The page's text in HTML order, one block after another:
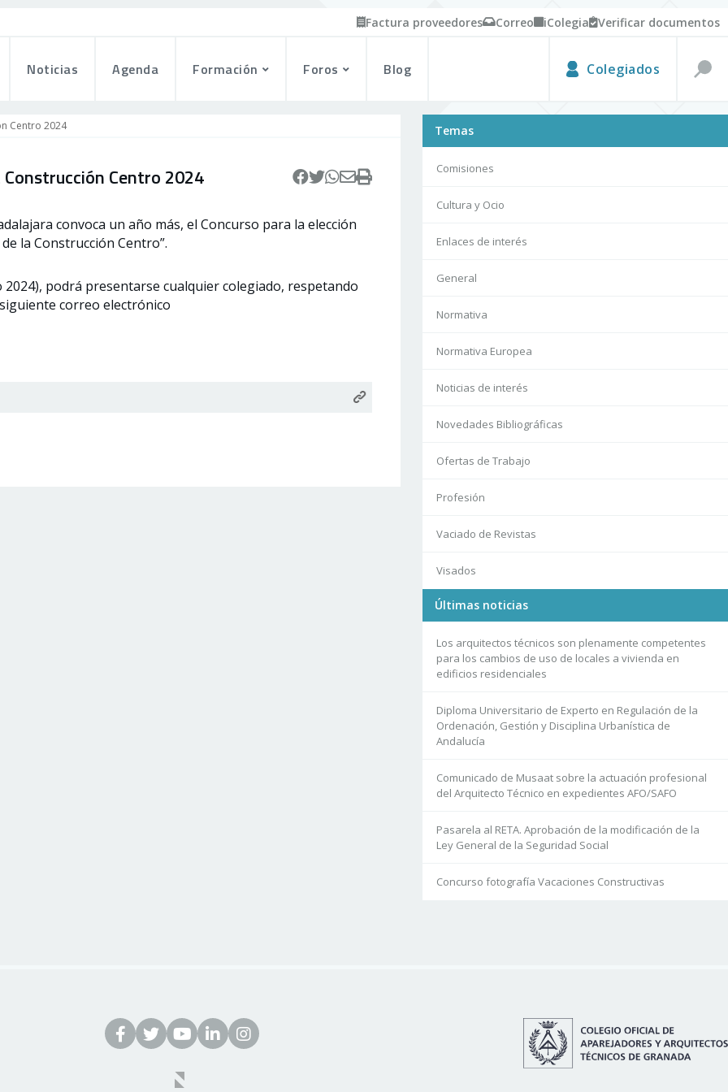
Factura proveedores Correo iColegia Verificar documentos
Noticias Agenda Formación Foros Blog Colegiados
Centro 2024
Centro 2024
convoca un año más, el Concurso para la elección
la Construcción Centro”.
podrá presentarse cualquier colegiado, respetando
correo electrónico
Temas
Comisiones
Cultura y Ocio
Enlaces de interés
General
Normativa
Normativa Europea
Noticias de interés
Novedades Bibliográficas
Ofertas de Trabajo
Profesión
Vaciado de Revistas
Visados
Últimas noticias
Los arquitectos técnicos son plenamente competentes
para los cambios de uso de locales a vivienda en
edificios residenciales
Diploma Universitario de Experto en Regulación de la
Ordenación, Gestión y Disciplina Urbanística de
Andalucía
Comunicado de Musaat sobre la actuación profesional
del Arquitecto Técnico en expedientes AFO/SAFO
Pasarela al RETA. Aprobación de la modificación de la
Ley General de la Seguridad Social
Concurso fotografía Vacaciones Constructivas